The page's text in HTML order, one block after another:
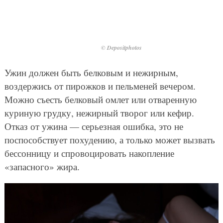
© Depositphotos
Ужин должен быть белковым и нежирным,
воздержись от пирожков и пельменей вечером.
Можно съесть белковый омлет или отваренную
куриную грудку, нежирный творог или кефир.
Отказ от ужина — серьезная ошибка, это не
поспособствует похудению, а только может вызвать
бессонницу и спровоцировать накопление
«запасного» жира.